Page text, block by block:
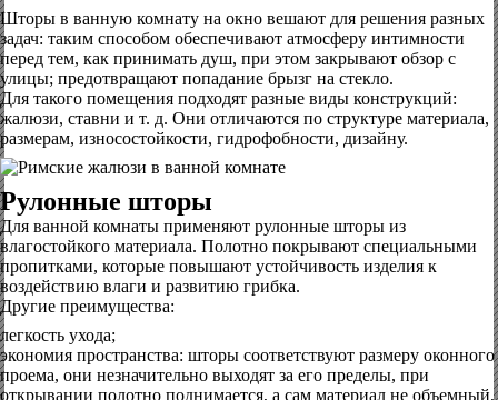
Шторы в ванную комнату на окно вешают для решения разных
задач: таким способом обеспечивают атмосферу интимности
перед тем, как принимать душ, при этом закрывают обзор с
улицы; предотвращают попадание брызг на стекло.
Для такого помещения подходят разные виды конструкций:
жалюзи, ставни и т. д. Они отличаются по структуре материала,
размерам, износостойкости, гидрофобности, дизайну.
Рулонные шторы
Для ванной комнаты применяют рулонные шторы из
влагостойкого материала. Полотно покрывают специальными
пропитками, которые повышают устойчивость изделия к
воздействию влаги и развитию грибка.
Другие преимущества:
легкость ухода;
экономия пространства: шторы соответствуют размеру оконного
проема, они незначительно выходят за его пределы, при
открывании полотно поднимается, а сам материал не объемный,